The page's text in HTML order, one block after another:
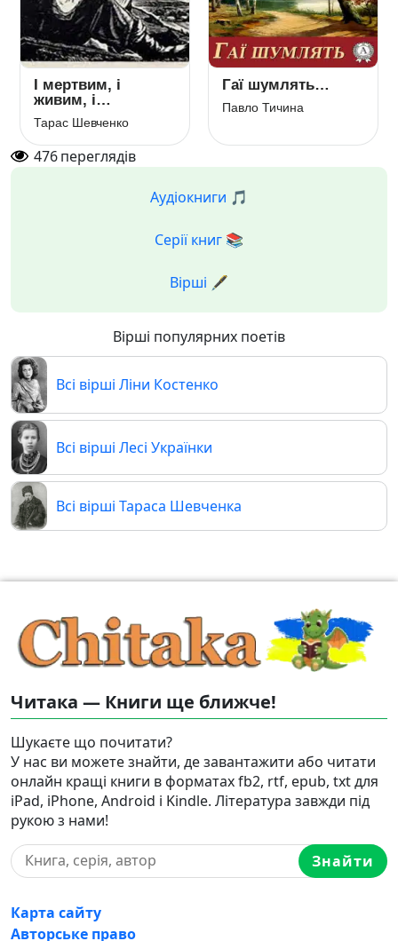
І мертвим, і
живим, і
ненарожденним…
Тарас Шевченко
Гаї шумлять…
Павло Тичина
476переглядів
Аудіокниги 🎵
Серії книг 📚
Вірші 🖋️
Вірші популярних поетів
Всі вірші Ліни Костенко
Всі вірші Лесі Українки
Всі вірші Тараса Шевченка
Читака — Книги ще ближче!
Шукаєте що почитати?
У нас ви можете знайти, де завантажити або читати
онлайн кращі книги в форматах fb2, rtf, epub, txt для
iPad, iPhone, Android і Kindle. Література завжди під
рукою з нами!
Знайти
Карта сайту
Авторське право